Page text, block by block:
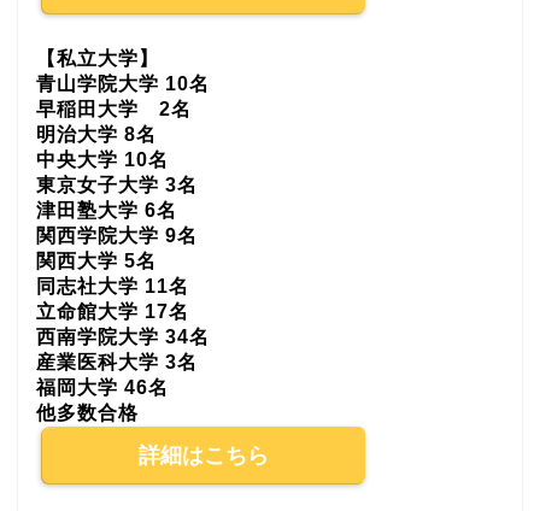
【私立大学】
青山学院大学 10名
早稲田大学 2名
明治大学 8名
中央大学 10名
東京女子大学 3名
津田塾大学 6名
関西学院大学 9名
関西大学 5名
同志社大学 11名
立命館大学 17名
西南学院大学 34名
産業医科大学 3名
福岡大学 46名
他多数合格
詳細はこちら